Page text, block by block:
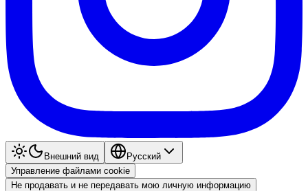
Внешний вид
Pyccкий
Управление файлами cookie
Не продавать и не передавать мою личную информацию